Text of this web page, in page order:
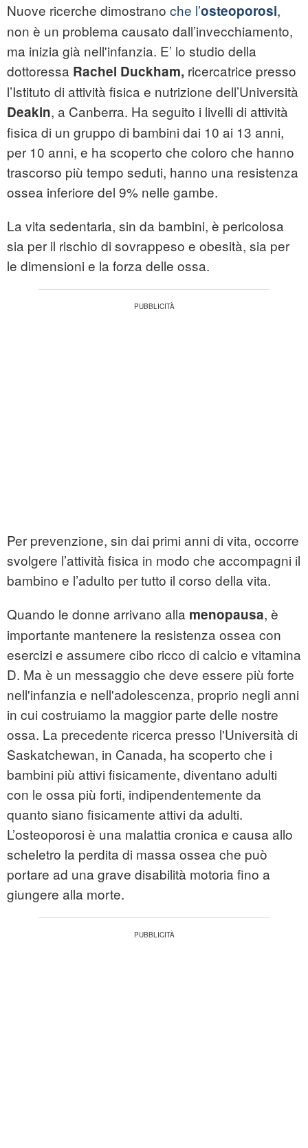
Nuove ricerche dimostrano che l’osteoporosi,
non è un problema causato dall’invecchiamento,
ma inizia già nell'infanzia. E’ lo studio della
dottoressa Rachel Duckham, ricercatrice presso
l’Istituto di attività fisica e nutrizione dell’Università
Deakin, a Canberra. Ha seguito i livelli di attività
fisica di un gruppo di bambini dai 10 ai 13 anni,
per 10 anni, e ha scoperto che coloro che hanno
trascorso più tempo seduti, hanno una resistenza
ossea inferiore del 9% nelle gambe.
La vita sedentaria, sin da bambini, è pericolosa
sia per il rischio di sovrappeso e obesità, sia per
le dimensioni e la forza delle ossa.
Per prevenzione, sin dai primi anni di vita, occorre
svolgere l’attività fisica in modo che accompagni il
bambino e l’adulto per tutto il corso della vita.
Quando le donne arrivano alla menopausa, è
importante mantenere la resistenza ossea con
esercizi e assumere cibo ricco di calcio e vitamina
D. Ma è un messaggio che deve essere più forte
nell'infanzia e nell'adolescenza, proprio negli anni
in cui costruiamo la maggior parte delle nostre
ossa. La precedente ricerca presso l'Università di
Saskatchewan, in Canada, ha scoperto che i
bambini più attivi fisicamente, diventano adulti
con le ossa più forti, indipendentemente da
quanto siano fisicamente attivi da adulti.
L’osteoporosi è una malattia cronica e causa allo
scheletro la perdita di massa ossea che può
portare ad una grave disabilità motoria fino a
giungere alla morte.